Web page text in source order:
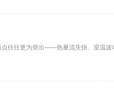
点往往更为突出——热量流失快、室温波